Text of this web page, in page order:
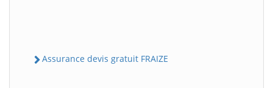
Assurance devis gratuit FRAIZE